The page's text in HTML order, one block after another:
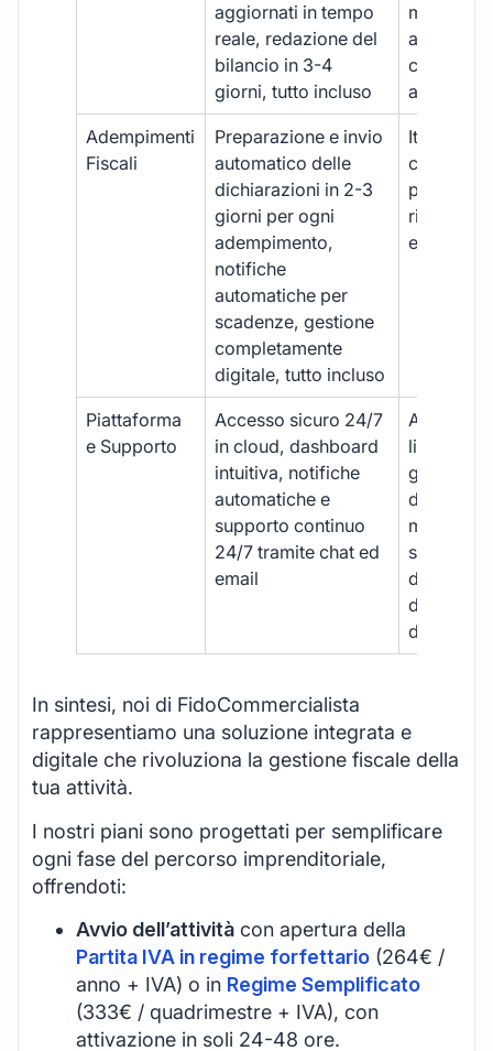
aggiornati in tempo
reale, redazione del
bilancio in 3-4
giorni, tutto incluso
manuale,
con
aggiuntivi
Adempimenti
Fiscali
Preparazione e invio
automatico delle
dichiarazioni in 2-3
giorni per ogni
adempimento,
notifiche
automatiche per
scadenze, gestione
completamente
digitale, tutto incluso
Iter
costi
per ogni
rischio di
e
Piattaforma
e Supporto
Accesso sicuro 24/7
in cloud, dashboard
intuitiva, notifiche
automatiche e
supporto continuo
24/7 tramite chat ed
email
Accesso
limitato,
gestione
manuale,
supporto
durante
d’ufficio.
In sintesi, noi di FidoCommercialista
rappresentiamo una soluzione integrata e
digitale che rivoluziona la gestione fiscale della
tua attività.
I nostri piani sono progettati per semplificare
ogni fase del percorso imprenditoriale,
offrendoti:
Avvio dell’attività con apertura della
Partita IVA in regime forfettario (264€ /
anno + IVA) o in Regime Semplificato
(333€ / quadrimestre + IVA), con
attivazione in soli 24-48 ore.